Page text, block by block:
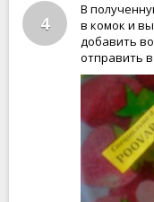
4
В
в комок и
добавить
отправить